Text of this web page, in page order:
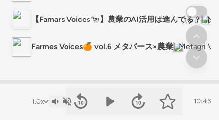
10:43
【Famars Voices🐄】農業のAI活用は進んでる？
Farmes Voices🍊 vol.6 メタバース×農業 Metagri
スクロール